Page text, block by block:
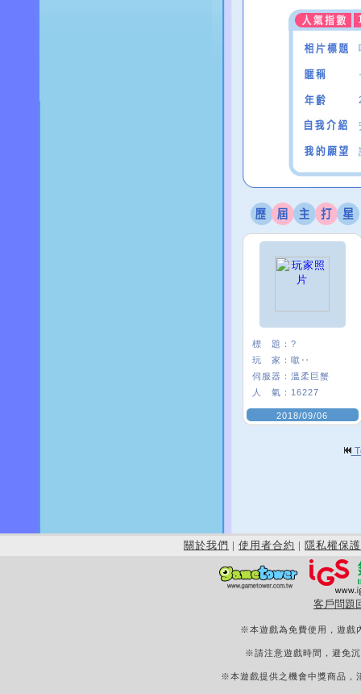
標 題： ?
玩 家： 噷‥
伺服器： 溫柔巨蟹
人 氣： 16227
2018/09/06
關於我們 | 使用者合約 | 隱私權保護
客戶問題
※本遊戲為免費使用，遊戲
※請注意遊戲時間，避免
※本遊戲提供之機會中獎商品，